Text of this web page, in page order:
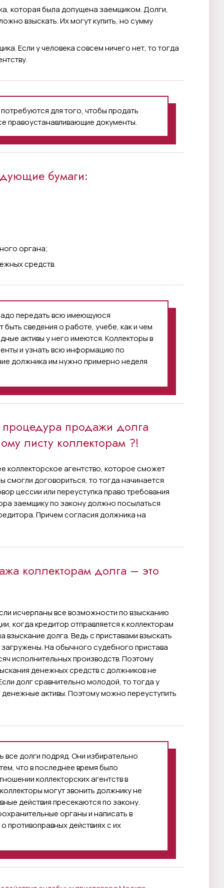
которая была допущена заемщиком. Долги,
взыскать. Их могут купить, но сумму
Если у человека совсем ничего нет, то тогда
для того, чтобы продать
правоустанавливающие документы.
бумаги:
органа;
средств.
передать всю имеющуюся
сведения о работе, учебе, как и чем
активы у него имеются. Коллекторы в
и узнать всю информацию по
должника им нужно примерно неделя
продажи долга
листу коллекторам ?!
коллекторское агентство, которое сможет
смогли договориться, то тогда начинается
цессии или переуступка право требования
заемщику по закону должно посылаться
Причем согласия должника на
коллекторам долга – это
исчерпаны все возможности по взысканию
когда кредитор отправляется к коллекторам
взыскание долга. Ведь с приставами взыскать
На обычного судебного пристава
исполнительных производств. Поэтому
денежных средств с должников не
долг сравнительно молодой, то тогда у
активы. Поэтому можно переуступить
все долги подряд. Они избирательно
что в последнее время было
коллекторских агентств в
могут звонить должнику не
действия пресекаются по закону.
органы и написать в
противоправных действиях с их